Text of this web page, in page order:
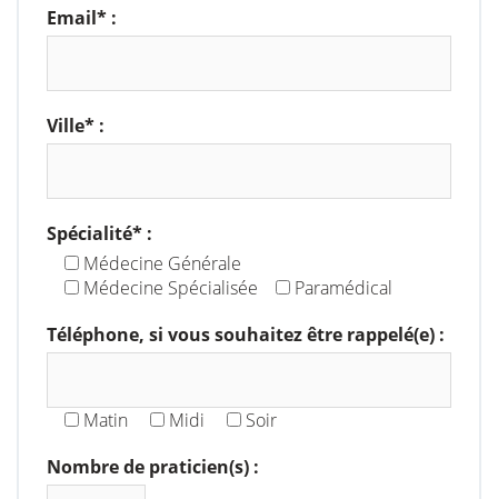
Email* :
Ville* :
Spécialité* :
Médecine Générale
Médecine Spécialisée
Paramédical
Téléphone, si vous souhaitez être rappelé(e) :
Matin Midi
Soir
Nombre de praticien(s) :